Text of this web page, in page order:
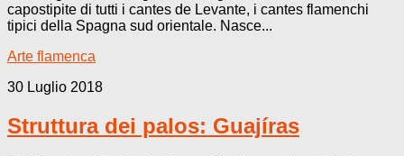
capostipite di tutti i cantes de Levante, i cantes flamenchi
tipici della Spagna sud orientale. Nasce...
Arte flamenca
30 Luglio 2018
Struttura dei palos: Guajíras